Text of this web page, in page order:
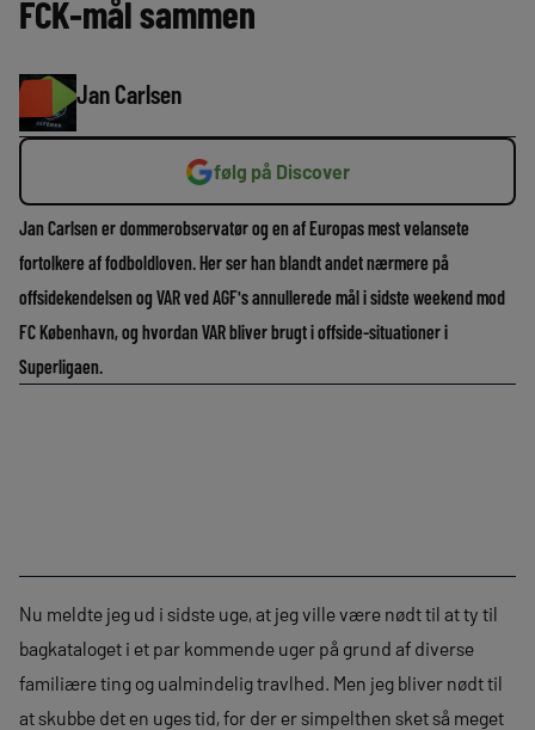
FCK-mål sammen
Jan Carlsen
følg på Discover
Jan Carlsen er dommerobservatør og en af Europas mest velansete
fortolkere af fodboldloven. Her ser han blandt andet nærmere på
offsidekendelsen og VAR ved AGF's annullerede mål i sidste weekend mod
FC København, og hvordan VAR bliver brugt i offside-situationer i
Superligaen.
Nu meldte jeg ud i sidste uge, at jeg ville være nødt til at ty til
bagkataloget i et par kommende uger på grund af diverse
familiære ting og ualmindelig travlhed. Men jeg bliver nødt til
at skubbe det en uges tid, for der er simpelthen sket så meget